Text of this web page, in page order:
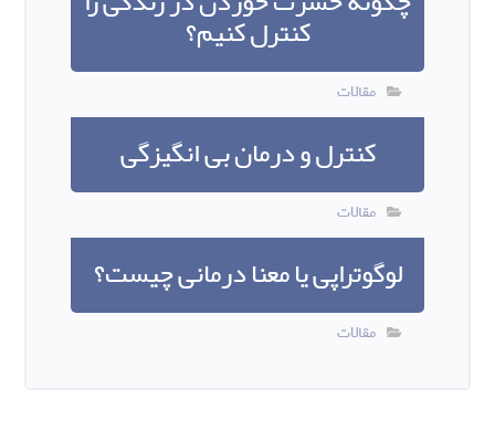
کنترل کنیم؟
مقالات
کنترل و درمان بی انگیزگی
مقالات
لوگوتراپی یا معنا درمانی چیست؟
مقالات